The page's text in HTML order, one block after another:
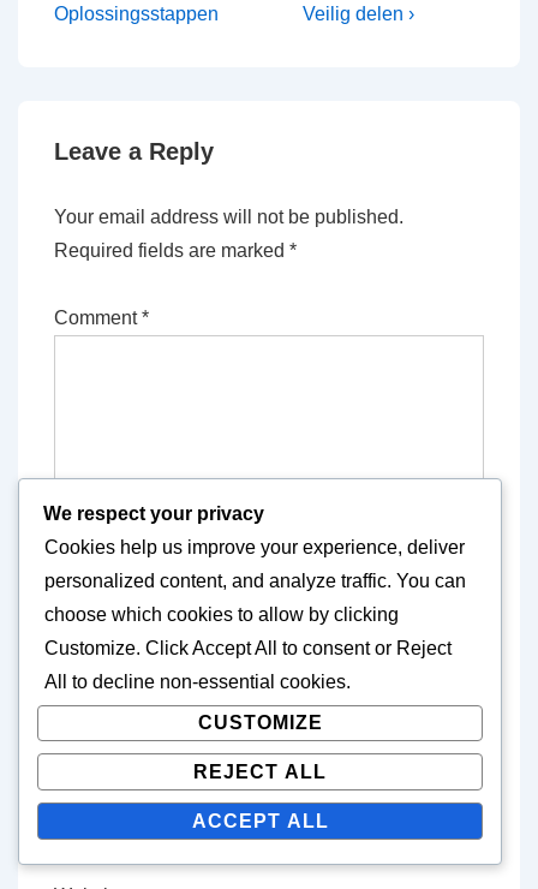
Oplossingsstappen
Veilig delen ›
Leave a Reply
Your email address will not be published.
Required fields are marked *
Comment*
Name *
E-mail *
We respect your privacy
Cookies help us improve your experience, deliver
personalized content, and analyze traffic. You can
choose which cookies to allow by clicking
Customize. ClickAccept All to consent or Reject
All
to decline non-essential cookies.
CUSTOMIZE
REJECT ALL
ACCEPT ALL